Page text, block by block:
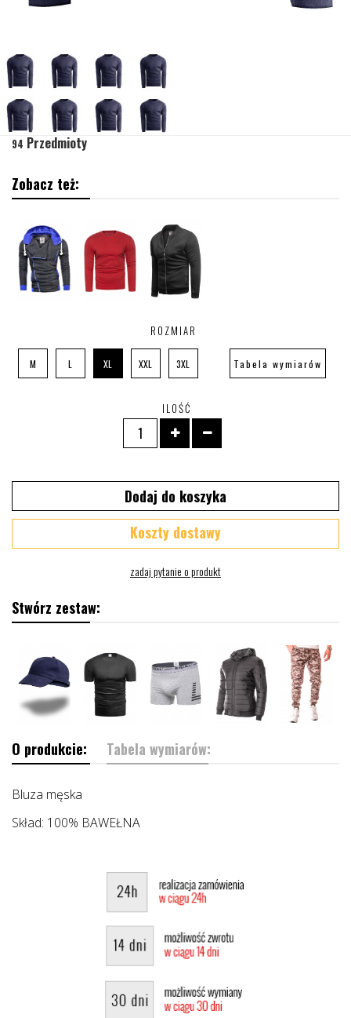
94 Przedmioty
Zobacz też:
ROZMIAR
M L XL XXL 3XL Tabela wymiarów
ILOŚĆ
Dodaj do koszyka
Koszty dostawy
Stwórz zestaw:
O produkcie: Tabela wymiarów:
Bluza męska
Skład: 100% BAWEŁNA